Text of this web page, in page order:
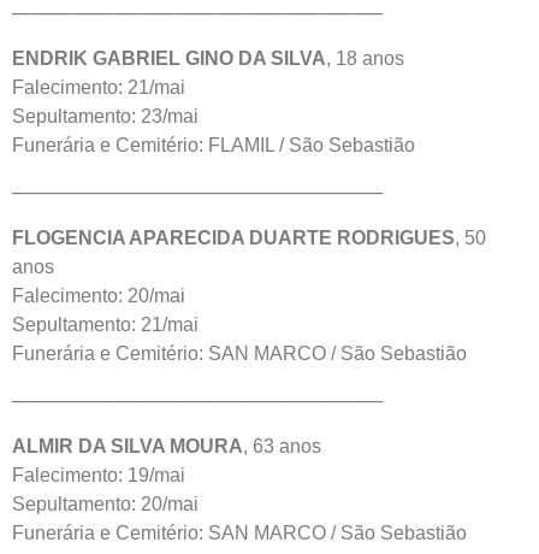
────────────────────────────
ENDRIK GABRIEL GINO DA SILVA, 18 anos
Falecimento: 21/mai
Sepultamento: 23/mai
Funerária e Cemitério: FLAMIL / São Sebastião
────────────────────────────
FLOGENCIA APARECIDA DUARTE RODRIGUES, 50
anos
Falecimento: 20/mai
Sepultamento: 21/mai
Funerária e Cemitério: SAN MARCO / São Sebastião
────────────────────────────
ALMIR DA SILVA MOURA, 63 anos
Falecimento: 19/mai
Sepultamento: 20/mai
Funerária e Cemitério: SAN MARCO / São Sebastião